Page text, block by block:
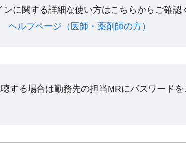
に関する詳細な使い方はこちらからご確認
ヘルプページ（医師・薬剤師の方）​
する場合は勤務先の担当MRにパスワードを